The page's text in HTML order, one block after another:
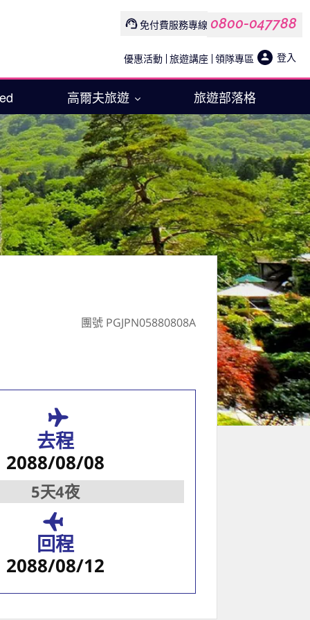
免付費服務專線 0800-047788
優惠活動 旅遊講座 領隊專區 登入
高爾夫旅遊 旅遊部落格
團號 PGJPN05880808A
去程
2088/08/08
5天4夜
回程
2088/08/12